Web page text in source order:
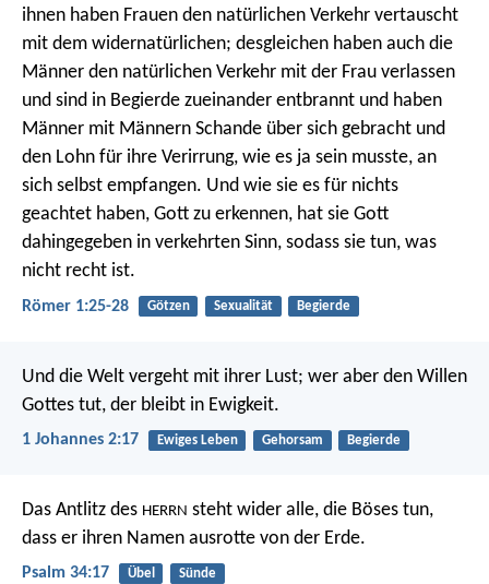
ihnen haben Frauen den natürlichen Verkehr vertauscht
mit dem widernatürlichen; desgleichen haben auch die
Männer den natürlichen Verkehr mit der Frau verlassen
und sind in Begierde zueinander entbrannt und haben
Männer mit Männern Schande über sich gebracht und
den Lohn für ihre Verirrung, wie es ja sein musste, an
sich selbst empfangen. Und wie sie es für nichts
geachtet haben, Gott zu erkennen, hat sie Gott
dahingegeben in verkehrten Sinn, sodass sie tun, was
nicht recht ist.
Römer 1:25-28 Götzen Sexualität Begierde
Und die Welt vergeht mit ihrer Lust; wer aber den Willen
Gottes tut, der bleibt in Ewigkeit.
1 Johannes 2:17 Ewiges Leben Gehorsam Begierde
Das Antlitz des HERRN steht wider alle, die Böses tun,
dass er ihren Namen ausrotte von der Erde.
Psalm 34:17 Übel Sünde